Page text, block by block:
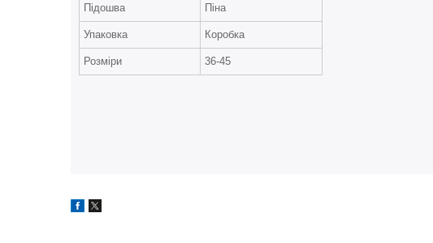
Підошва Піна
Упаковка Коробка
Розміри 36-45